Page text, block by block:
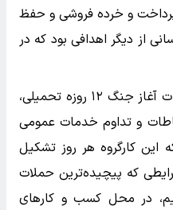
و خرده فروشی و حفظ
از دیگر اهدافی بود که در
هاشمی بیان کرد: در همان ساعات آغاز جنگ ۱۲ روزه تحمیلی،
و تداوم خدمات عمومی
این کارگروه هر روز تشکیل
که پیچیده‌ترین حملات
در محل کسب و کارهای